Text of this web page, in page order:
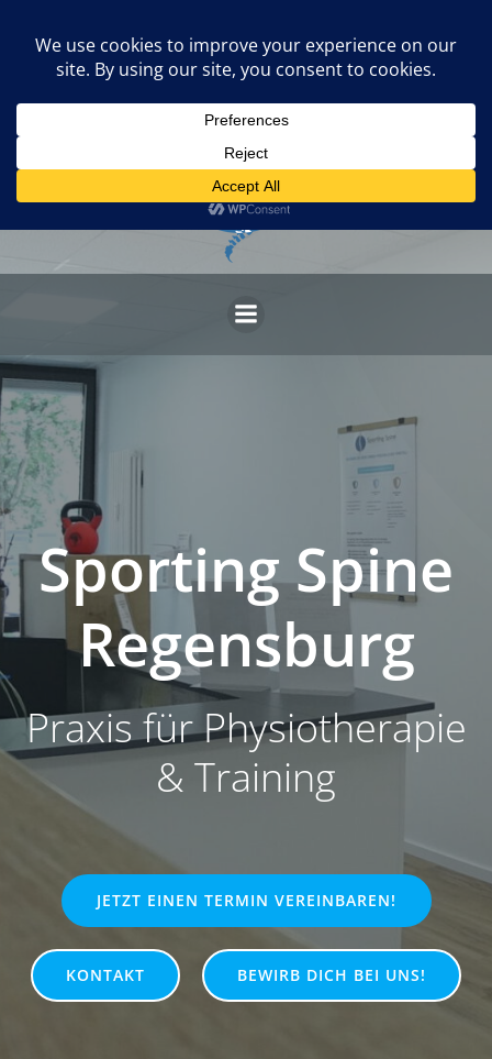
to
content
Sporting Spine
Regensburg
Praxis für Physiotherapie
& Training
JETZT EINEN TERMIN VEREINBAREN!
KONTAKT BEWIRB DICH BEI UNS!